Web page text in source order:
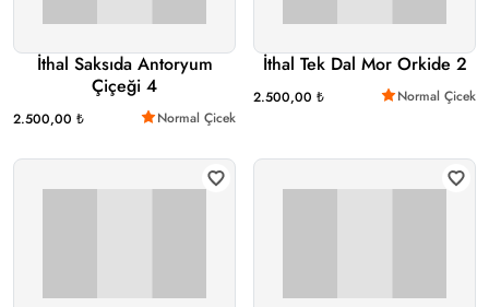
İthal Saksıda Antoryum
Çiçeği 4
2.500,00 ₺ Normal Çicek
İthal Tek Dal Mor Orkide 2
2.500,00 ₺ Normal Çicek